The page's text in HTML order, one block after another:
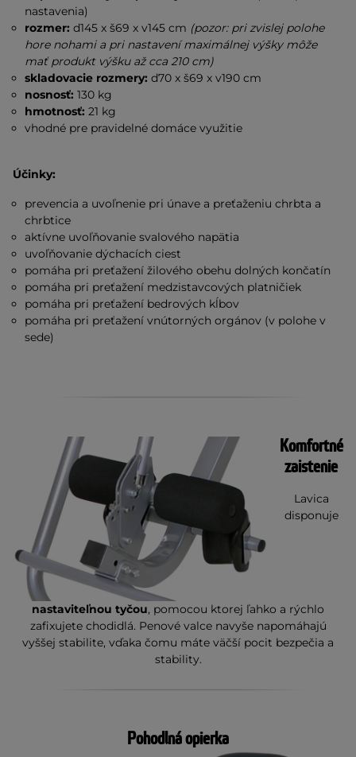
nastavenia)
rozmer: d145 x š69 x v145 cm (pozor: pri zvislej polohe
hore nohami a pri nastavení maximálnej výšky môže
mať produkt výšku až cca 210 cm)
skladovacie rozmery: d70 x š69 x v190 cm
nosnosť: 130 kg
hmotnosť: 21 kg
vhodné pre pravidelné domáce využitie
Účinky:
prevencia a uvoľnenie pri únave a preťaženiu chrbta a
chrbtice
aktívne uvoľňovanie svalového napätia
uvoľňovanie dýchacích ciest
pomáha pri preťažení žilového obehu dolných končatín
pomáha pri preťažení medzistavcových platničiek
pomáha pri preťažení bedrových kĺbov
pomáha pri preťažení vnútorných orgánov (v polohe v
sede)
Komfortné
zaistenie
Lavica
disponuje
nastaviteľnou tyčou, pomocou ktorej ľahko a rýchlo
zafixujete chodidlá. Penové valce navyše napomáhajú
vyššej stabilite, vďaka čomu máte väčší pocit bezpečia a
stability.
Pohodlná opierka